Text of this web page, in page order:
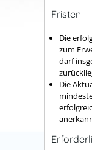
Fristen
Die
zum
darf
Die